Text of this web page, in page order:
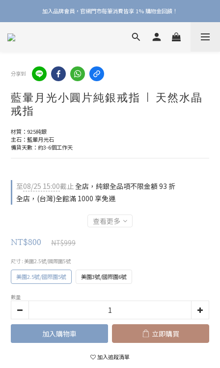
加入品牌會員，官網門市每筆消費皆享 1% 購物金回饋！
加入品牌會員，官網門市每筆消費皆享 1% 購物金回饋！
線上線下皆可累積 & 折抵購物金，再送 $50 入會禮
分享到
藍暈月光小圓片純銀戒指 | 天然水晶
戒指
材質：925純銀
主石：藍暈月光石
備貨天數：約3-6個工作天
至08/25 15:00截止全店，純銀全品項不限金額 93 折
全店，(台灣)全館滿 1000 享免運
查看更多
NT$800 NT$999
尺寸 : 美圍2.5號/國際圍5號
美圍2.5號/國際圍5號 美圍3號/國際圍6號
數量
加入購物車 立即購買
加入追蹤清單